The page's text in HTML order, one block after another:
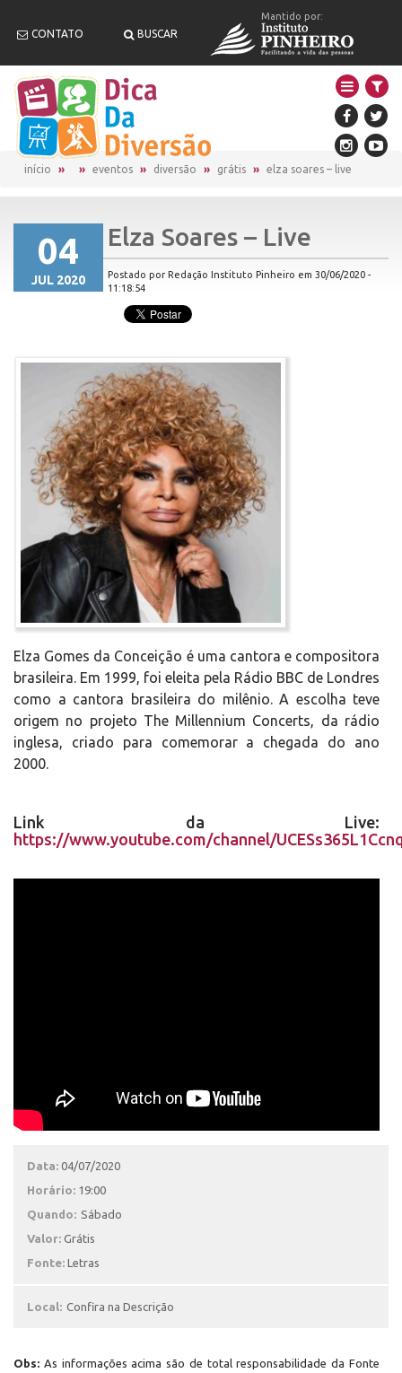
CONTATO BUSCAR
Mantido por:
início eventos diversão grátis elza soares – live
04
JUL 2020
Elza Soares – Live
Postado por Redação Instituto Pinheiro em 30/06/2020 -
11:18:54
Elza Gomes da Conceição é uma cantora e compositora
brasileira. Em 1999, foi eleita pela Rádio BBC de Londres
como a cantora brasileira do milênio. A escolha teve
origem no projeto The Millennium Concerts, da rádio
inglesa, criado para comemorar a chegada do ano
2000.
Link da Live:
https://www.youtube.com/channel/
Data: 04/07/2020
Horário: 19:00
Quando: Sábado
Valor: Grátis
Fonte: Letras
Local: Confira na Descrição
Obs: As informações acima são de total responsabilidade da Fonte